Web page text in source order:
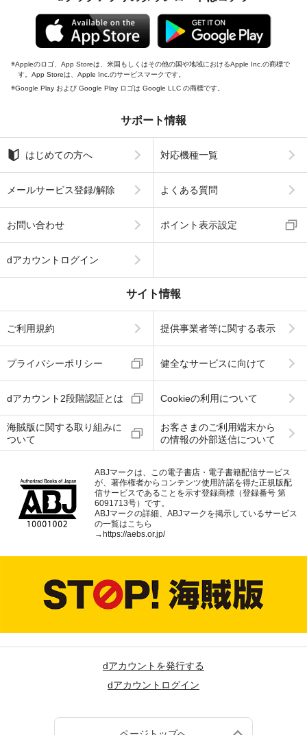
Appleのロゴ、App Storeは、米国もしくはその他の国や地域におけるApple Inc.の商標で
す。App Storeは、Apple Inc.のサービスマークです。
Google Play および Google Play ロゴは Google LLC の商標です。
サポート情報
はじめての方へ 対応機種一覧
メールサービス登録/解除 よくある質問
お問い合わせ ポイント表示設定
dアカウントログイン
サイト情報
ご利用規約 提供事業者等に関する表示
プライバシーポリシー 健全なサービスに向けて
dアカウント2段階認証とは Cookieの利用について
海賊版に関する取り組みに
ついて
お客さまのご利用端末から
の情報の外部送信について
ABJマークは、この電子書店・電子書籍配信サービス
が、著作権者からコンテンツ使用許諾を得た正規版配
信サービスであることを示す登録商標（登録番号 第
6091713号）です。
ABJマークの詳細、ABJマークを掲示しているサービス
の一覧はこちら
→https://aebs.or.jp/
dアカウントを発行する
dアカウントログイン